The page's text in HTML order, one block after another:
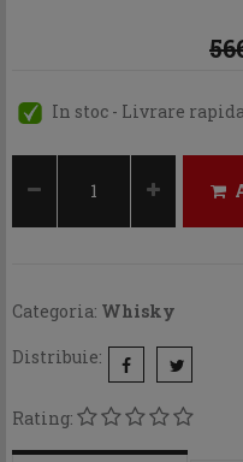
In stoc - Livrare rapida
Categoria: Whisky
Distribuie:
Rating: